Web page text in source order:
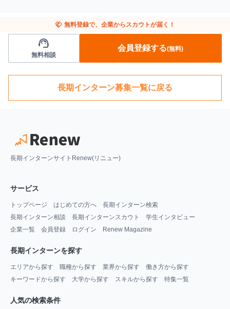
handshake 無料登録で、企業からスカウトが届く！
support_agent
無料相談
会員登録する(無料)
長期インターン募集一覧に戻る
長期インターンサイトRenew(リニュー)
サービス
トップページ はじめての方へ
長期インターン検索
長期インターン相談
長期インターンスカウト
学生インタビュー
企業一覧
会員登録 ログイン Renew Magazine
長期インターンを探す
エリアから探す 職種から探す 業界から探す
働き方から探す
キーワードから探す
大学から探す スキルから探す 特集一覧
人気の検索条件